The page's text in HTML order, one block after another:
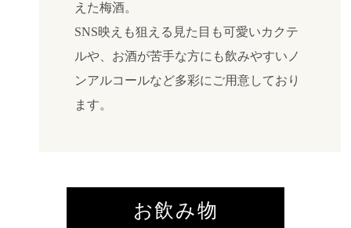
えた梅酒。
SNS映えも狙える見た目も可愛いカクテ
ルや、お酒が苦手な方にも飲みやすいノ
ンアルコールなど多彩にご用意しており
ます。
お飲み物